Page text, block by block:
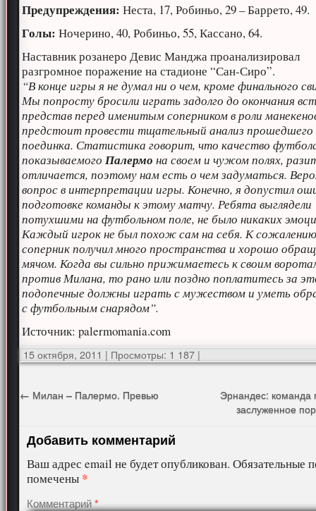
Предупреждения: Неста, 17, Робиньо, 29 – Баррето, 49.
Голы: Ночерино, 40, Робиньо, 55, Кассано, 64.
Наставник розанеро Девис Манджа проанализировал
разгромное поражение на стадионе “Сан-Сиро”.
“В конце игры я не думал ни о чем, кроме финального
Мы попросту бросили играть задолго до окончания
представ перед именитым соперником в роли
предстоит провести тщательный анализ прошедшего
поединка. Статистика говорит, что качество
показываемогоПалермо на своем и чужом полях,
отличается, поэтому нам есть о чем задуматься.
вопрос в интерпретации игры. Конечно, я допустил
подготовке команды к этому матчу. Ребята выглядели
потухшими на футбольном поле, не было никаких
Каждый игрок не был похож сам на себя. К
соперник получил много пространства и хорошо
мячом. Когда вы сильно прижимаетесь к своим
против Милана, то рано или поздно поплатитесь за
подопечные должны играть с мужеством и уметь
с футбольным снарядом”.
Источник: palermomania.com
15 октября, 2011 | Просмотры: 1 187 |
← Милан – Палермо. Превью
Эрнандес: команда
заслуженное
Добавить комментарий
Ваш адрес email не будет опубликован. Обязательные
помечены *
Комментарий*